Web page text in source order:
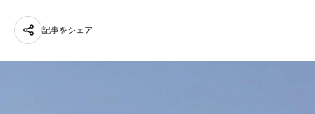
記事をシェア